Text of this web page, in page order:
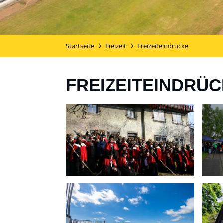
Startseite Freizeit Freizeiteindrücke